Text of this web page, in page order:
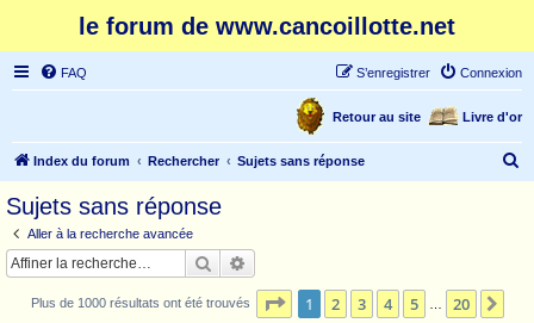
le forum de www.cancoillotte.net
FAQ Connexion
S’enregistrer
Livre d'or
Retour au site
Index du forum Rechercher Sujets sans réponse
Sujets sans réponse
Aller à la recherche avancée
Rechercher
Plus de 1000 résultats ont été trouvés Page 1sur20
1 2 3 4 5 20